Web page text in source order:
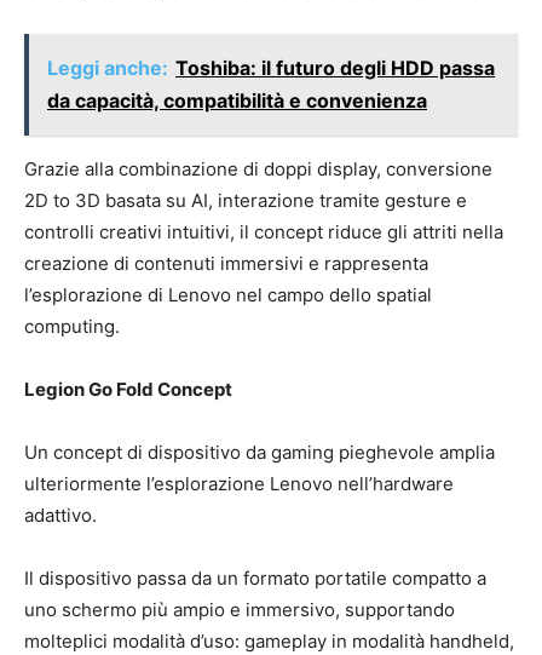
Leggi anche: Toshiba: il futuro degli HDD passa
da capacità, compatibilità e convenienza
Grazie alla combinazione di doppi display, conversione
2D to 3D basata su AI, interazione tramite gesture e
controlli creativi intuitivi, il concept riduce gli attriti nella
creazione di contenuti immersivi e rappresenta
l’esplorazione di Lenovo nel campo dello spatial
computing.
Legion Go Fold Concept
Un concept di dispositivo da gaming pieghevole amplia
ulteriormente l’esplorazione Lenovo nell’hardware
adattivo.
Il dispositivo passa da un formato portatile compatto a
uno schermo più ampio e immersivo, supportando
molteplici modalità d’uso: gameplay in modalità handheld,